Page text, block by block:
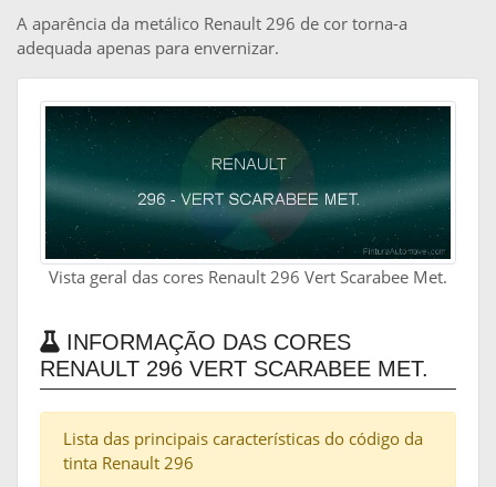
A aparência da metálico Renault 296 de cor torna-a
adequada apenas para envernizar.
Vista geral das cores Renault 296 Vert Scarabee Met.
INFORMAÇÃO DAS CORES
RENAULT 296 VERT SCARABEE MET.
Lista das principais características do código da
tinta Renault 296